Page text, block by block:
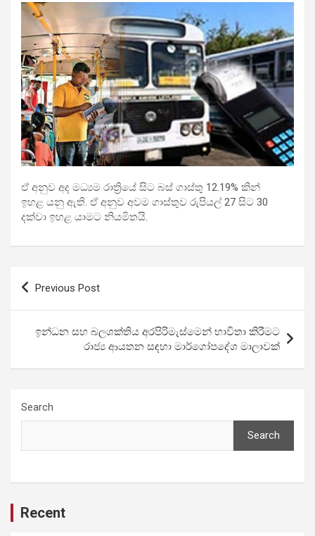
ඒ අනුව අද මධ්‍යම රාත්‍රියේ සිට බස් ගාස්තු 12.19% කින්
ඉහළ යනු ඇති. ඒ අනුව අවම ගාස්තුව රුපියල් 27 සිට 30
දක්වා ඉහළ යාමට නියමිතයි.
Post
Previous Post
ඉන්ධන සහ බලශක්තිය අරපිරිමැස්මෙන් භාවිතා කිරීමට
රාජ්‍ය ආයතන සඳහා මාර්ගෝපදේශ මාලාවක්
Search
Search
Recent